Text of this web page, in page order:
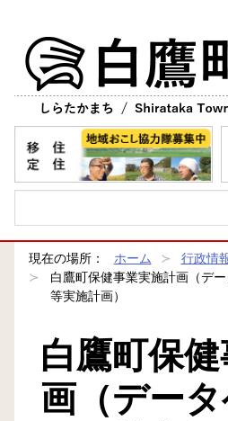
現在の場所： ホーム 行政情
白鷹町保健事業実施計画（デ
等実施計画）
白鷹町保
画（デー